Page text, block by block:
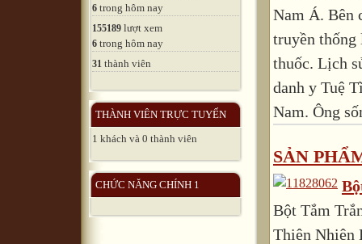
6 trong hôm nay
155189 lượt xem
6 trong hôm nay
31 thành viên
THÀNH VIÊN TRỰC TUYẾN
1 khách và 0 thành viên
CHỨC NĂNG CHÍNH 1
Nam Á. Bên
truyền thống
thuốc. Lịch
danh y Tuệ
Nam. Ông
SẢN
Bột Tắm
Thiên Nhiên